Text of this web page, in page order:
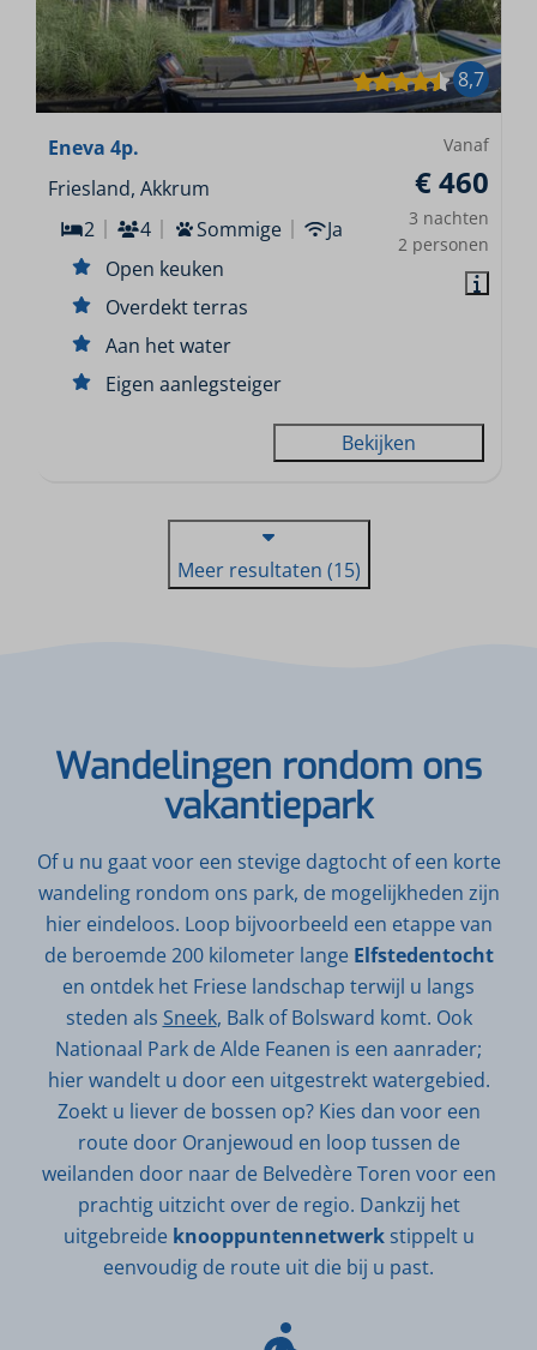
8,7
Vanaf
€ 460
3 nachten
2 personen
Eneva 4p.
Friesland, Akkrum
2
4 Sommige
Ja
Open keuken
Overdekt terras
Aan het water
Eigen aanlegsteiger
Bekijken
Meer resultaten (15)
Wandelingen rondom ons
vakantiepark
Of u nu gaat voor een stevige dagtocht of een korte
wandeling rondom ons park, de mogelijkheden zijn
hier eindeloos. Loop bijvoorbeeld een etappe van
de beroemde 200 kilometer lange Elfstedentocht
en ontdek het Friese landschap terwijl u langs
steden als Sneek, Balk of Bolsward komt. Ook
Nationaal Park de Alde Feanen is een aanrader;
hier wandelt u door een uitgestrekt watergebied.
Zoekt u liever de bossen op? Kies dan voor een
route door Oranjewoud en loop tussen de
weilanden door naar de Belvedère Toren voor een
prachtig uitzicht over de regio. Dankzij het
uitgebreide knooppuntennetwerkstippelt u
eenvoudig de route uit die bij u past.